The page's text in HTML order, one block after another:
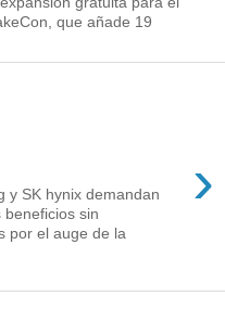
que añade 19
›
y SK hynix demandan
sin
por el auge de la